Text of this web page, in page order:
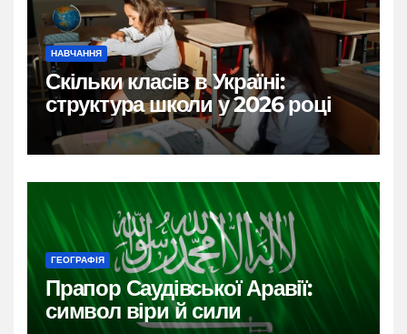
НАВЧАННЯ
Скільки класів в Україні:
структура школи у 2026 році
ГЕОГРАФІЯ
Прапор Саудівської Аравії:
символ віри й сили